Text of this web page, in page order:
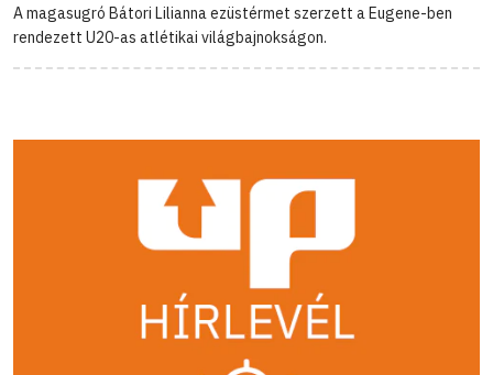
A magasugró Bátori Lilianna ezüstérmet szerzett a Eugene-ben
rendezett U20-as atlétikai világbajnokságon.